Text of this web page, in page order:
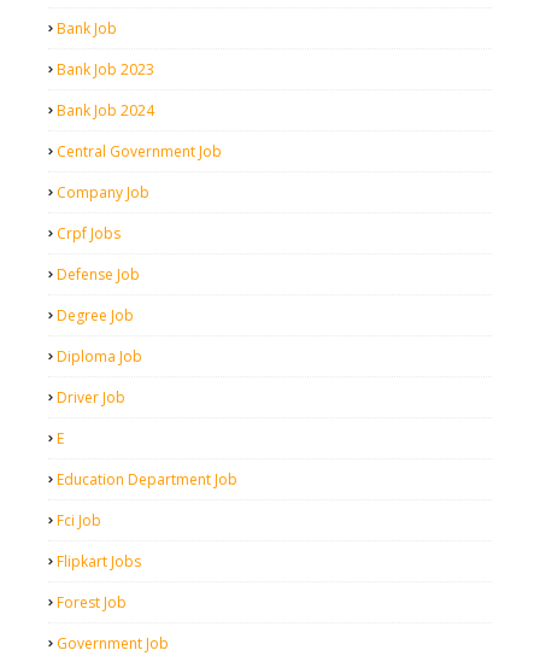
Bank Job
Bank Job 2023
Bank Job 2024
Central Government Job
Company Job
Crpf Jobs
Defense Job
Degree Job
Diploma Job
Driver Job
E
Education Department Job
Fci Job
Flipkart Jobs
Forest Job
Government Job